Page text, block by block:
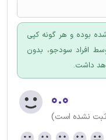
بوده و هر گونه کپی
افراد سودجو، بدون
داشت.
۰.۰
ثبت نشده است)